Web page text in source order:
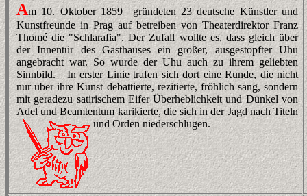
Am 10. Oktober 1859 gründeten 23 deutsche Künstler und
Kunstfreunde in Prag auf betreiben von Theaterdirektor Franz
Thomé die "Schlarafia". Der Zufall wollte es, dass gleich über
der Innentür des Gasthauses ein großer, ausgestopfter Uhu
angebracht war. So wurde der Uhu auch zu ihrem geliebten
Sinnbild. In erster Linie trafen sich dort eine Runde, die nicht
nur über ihre Kunst debattierte, rezitierte, fröhlich sang, sondern
mit geradezu satirischem Eifer Überheblichkeit und Dünkel von
Adel und Beamtentum karikierte, die sich in der Jagd nach Titeln
und Orden niederschlugen.